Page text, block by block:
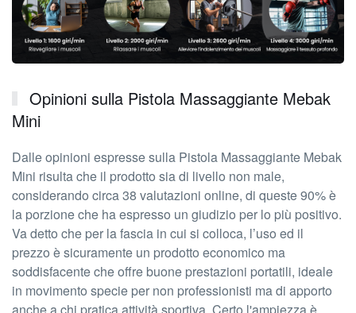
Opinioni sulla Pistola Massaggiante Mebak
Mini
Dalle opinioni espresse sulla Pistola Massaggiante Mebak
Mini risulta che il prodotto sia di livello non male,
considerando circa 38 valutazioni online, di queste 90% è
la porzione che ha espresso un giudizio per lo più positivo.
Va detto che per la fascia in cui si colloca, l’uso ed il
prezzo è sicuramente un prodotto economico ma
soddisfacente che offre buone prestazioni portatili, ideale
in movimento specie per non professionisti ma di apporto
anche a chi pratica attività sportiva. Certo l'ampiezza è